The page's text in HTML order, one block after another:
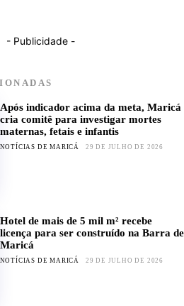
- Publicidade -
Após indicador acima da meta, Maricá
cria comitê para investigar mortes
maternas, fetais e infantis
NOTÍCIAS DE MARICÁ 29 DE JULHO DE 2026
Hotel de mais de 5 mil m² recebe
licença para ser construído na Barra de
Maricá
NOTÍCIAS DE MARICÁ 29 DE JULHO DE 2026